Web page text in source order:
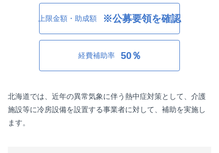
上限金額・助成額 ※公募要領を確認
経費補助率 50％
北海道では、近年の異常気象に伴う熱中症対策として、介護
施設等に冷房設備を設置する事業者に対して、補助を実施し
ます。